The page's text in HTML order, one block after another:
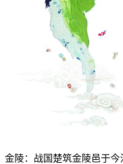
金陵：战国楚筑金陵邑于